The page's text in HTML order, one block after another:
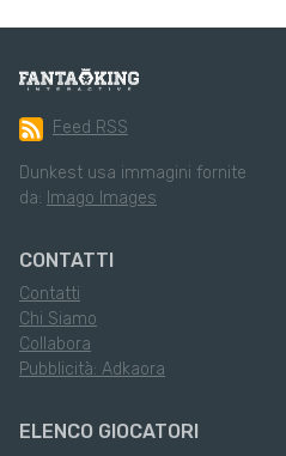
Feed RSS
Dunkest usa immagini fornite
da: Imago Images
CONTATTI
Contatti
Chi Siamo
Collabora
Pubblicità: Adkaora
ELENCO GIOCATORI